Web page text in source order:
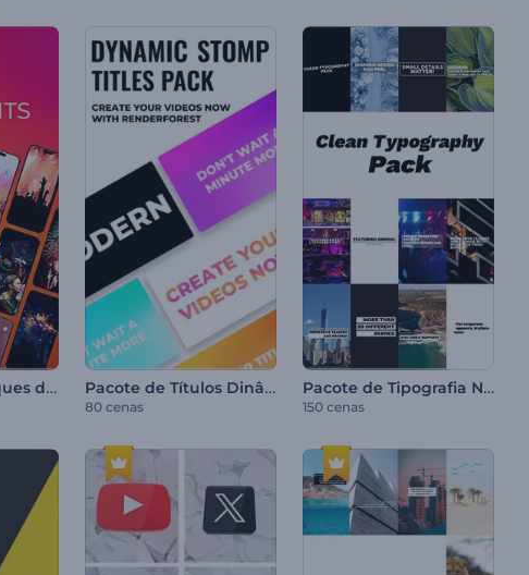
Melhores Destaques da Festa Pacote de Títulos Dinâmicos Fortes
80 cenas
Pacote de Tipografia Nítida
150 cenas